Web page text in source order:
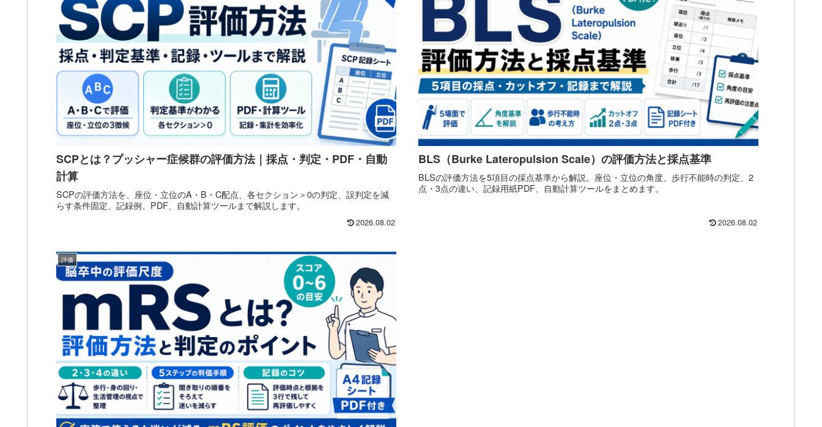
SCPとは？プッシャー症候群の評価方法｜採点・判定・PDF・自動
計算
SCPの評価方法を、座位・立位のA・B・C配点、各セクション＞0の判定、誤判定を減
らす条件固定、記録例、PDF、自動計算ツールまで解説します。
2026.08.02
BLS（Burke Lateropulsion Scale）の評価方法と採点基準
BLSの評価方法を5項目の採点基準から解説。座位・立位の角度、歩行不能時の判定、2
点・3点の違い、記録用紙PDF、自動計算ツールをまとめます。
2026.08.02
評価